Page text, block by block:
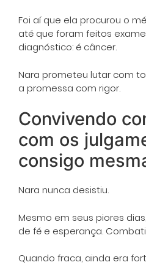
Foi aí que ela procurou o
até que foram feitos
diagnóstico: é câncer.
Nara prometeu lutar com
a promessa com rigor.
Convivendo
com os
consigo
Nara nunca desistiu.
Mesmo em seus piores
de fé e esperança.
Quando fraca, ainda era